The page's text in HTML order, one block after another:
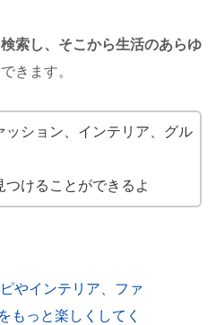
索し、そこから生活のあらゆ
きます。
ッション、インテリア、グル
つけることができるよ
やインテリア、ファ
もっと楽しくしてく